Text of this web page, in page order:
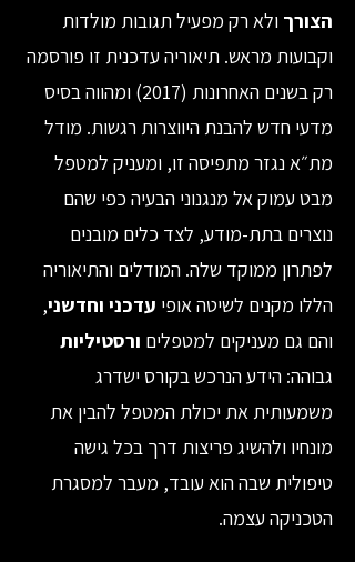
הצורך ולא רק מפעיל תגובות מולדות
וקבועות מראש. תיאוריה עדכנית זו פורסמה
רק בשנים האחרונות (2017) ומהווה בסיס
מדעי חדש להבנת היווצרות רגשות. מודל
מת״א נגזר מתפיסה זו, ומעניק למטפל
מבט עמוק אל מנגנוני הבעיה כפי שהם
נוצרים בתת-מודע, לצד כלים מובנים
לפתרון ממוקד שלה. המודלים והתיאוריה
הללו מקנים לשיטה אופי עדכני וחדשני,
והם גם מעניקים למטפלים ורסטיליות
גבוהה: הידע הנרכש בקורס ישדרג
משמעותית את יכולת המטפל להבין את
מונחיו ולהשיג פריצות דרך בכל גישה
טיפולית שבה הוא עובד, מעבר למסגרת
הטכניקה עצמה.